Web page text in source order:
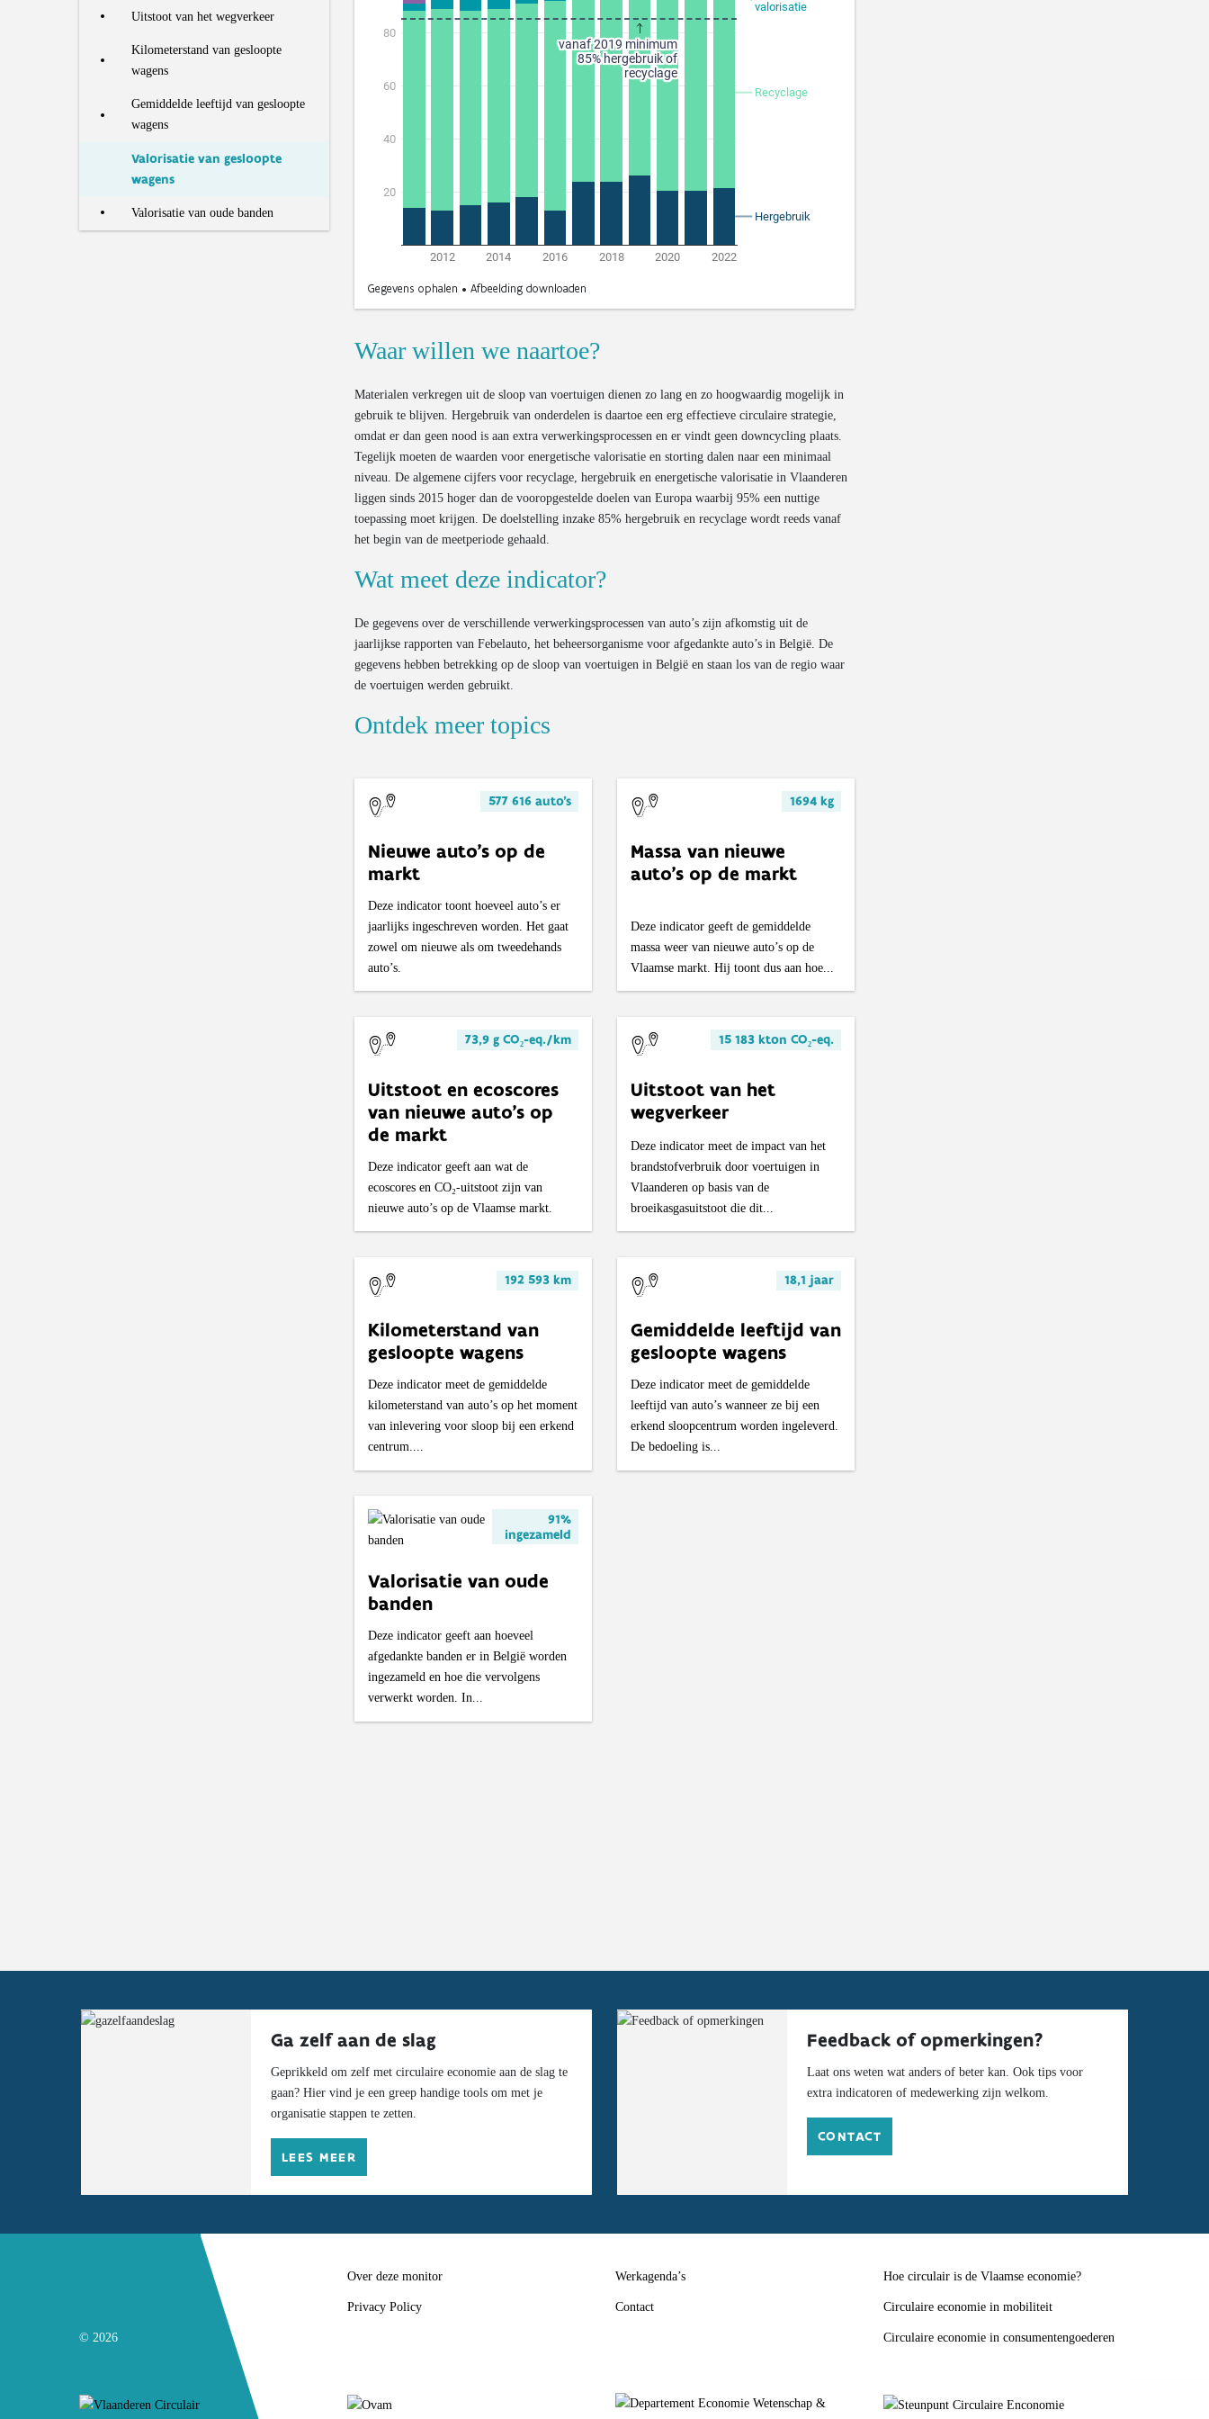
Inzameling en verwerking
organische reststromen
AEEA
Ratio OOM/POM voor
Uitstoot van het wegverkeer
Kilometerstand van gesloopte
wagens
Gemiddelde leeftijd van gesloopte
wagens
Valorisatie van gesloopte
wagens
Valorisatie van oude banden
Waar willen we naartoe?
Materialen verkregen uit de sloop van voertuigen dienen zo lang en zo hoogwaardig mogelijk in
gebruik te blijven. Hergebruik van onderdelen is daartoe een erg effectieve circulaire strategie,
omdat er dan geen nood is aan extra verwerkingsprocessen en er vindt geen downcycling plaats.
Tegelijk moeten de waarden voor energetische valorisatie en storting dalen naar een minimaal
niveau. De algemene cijfers voor recyclage, hergebruik en energetische valorisatie in Vlaanderen
liggen sinds 2015 hoger dan de vooropgestelde doelen van Europa waarbij 95% een nuttige
toepassing moet krijgen. De doelstelling inzake 85% hergebruik en recyclage wordt reeds vanaf
het begin van de meetperiode gehaald.
Wat meet deze indicator?
De gegevens over de verschillende verwerkingsprocessen van auto’s zijn afkomstig uit de
jaarlijkse rapporten van Febelauto, het beheersorganisme voor afgedankte auto’s in België. De
gegevens hebben betrekking op de sloop van voertuigen in België en staan los van de regio waar
de voertuigen werden gebruikt.
Ontdek meer topics
577 616 auto's
Nieuwe auto’s op de
markt
Deze indicator toont hoeveel auto’s er
jaarlijks ingeschreven worden. Het gaat
zowel om nieuwe als om tweedehands
auto’s.
1694 kg
Massa van nieuwe
auto’s op de markt
Deze indicator geeft de gemiddelde
massa weer van nieuwe auto’s op de
Vlaamse markt. Hij toont dus aan hoe...
73,9 g CO₂-eq./km
Uitstoot en ecoscores
van nieuwe auto’s op
de markt
Deze indicator geeft aan wat de
ecoscores en CO₂-uitstoot zijn van
nieuwe auto’s op de Vlaamse markt.
15 183 kton CO₂-eq.
Uitstoot van het
wegverkeer
Deze indicator meet de impact van het
brandstofverbruik door voertuigen in
Vlaanderen op basis van de
broeikasgasuitstoot die dit...
192 593 km
Kilometerstand van
gesloopte wagens
Deze indicator meet de gemiddelde
kilometerstand van auto’s op het moment
van inlevering voor sloop bij een erkend
centrum....
18,1 jaar
Gemiddelde leeftijd van
gesloopte wagens
Deze indicator meet de gemiddelde
leeftijd van auto’s wanneer ze bij een
erkend sloopcentrum worden ingeleverd.
De bedoeling is...
91%
ingezameld
Valorisatie van oude
banden
Deze indicator geeft aan hoeveel
afgedankte banden er in België worden
ingezameld en hoe die vervolgens
verwerkt worden. In...
Ga zelf aan de slag
Geprikkeld om zelf met circulaire economie aan de slag te
gaan? Hier vind je een greep handige tools om met je
organisatie stappen te zetten.
LEES MEER
Feedback of opmerkingen?
Laat ons weten wat anders of beter kan. Ook tips voor
extra indicatoren of medewerking zijn welkom.
CONTACT
© 2026
Over deze monitor
Privacy Policy
Werkagenda’s
Contact
Hoe circulair is de Vlaamse economie?
Circulaire economie in mobiliteit
Circulaire economie in consumentengoederen